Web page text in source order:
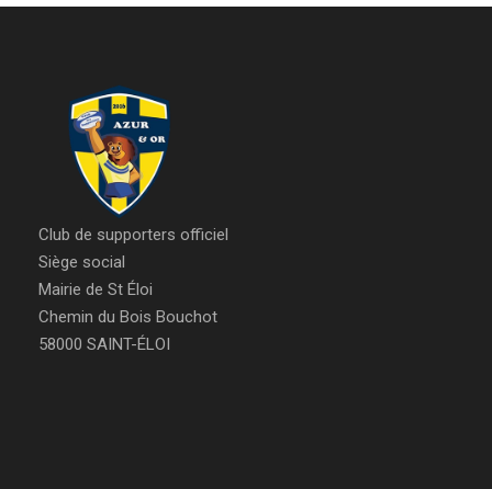
Club de supporters officiel
Siège social
Mairie de St Éloi
Chemin du Bois Bouchot
58000 SAINT-ÉLOI